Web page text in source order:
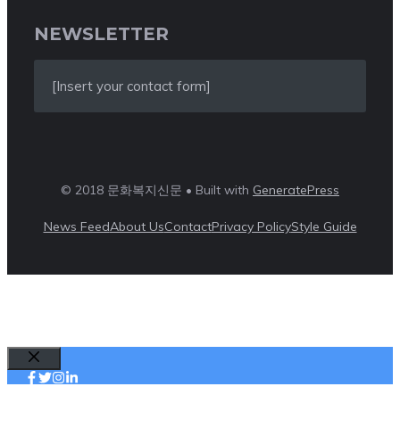
NEWSLETTER
[Insert your contact form]
© 2018 문화복지신문 • Built with GeneratePress
News FeedAbout UsContactPrivacy PolicyStyle Guide
Close